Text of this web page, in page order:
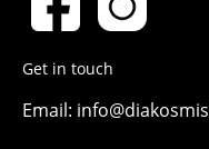
Get in touch
Email: